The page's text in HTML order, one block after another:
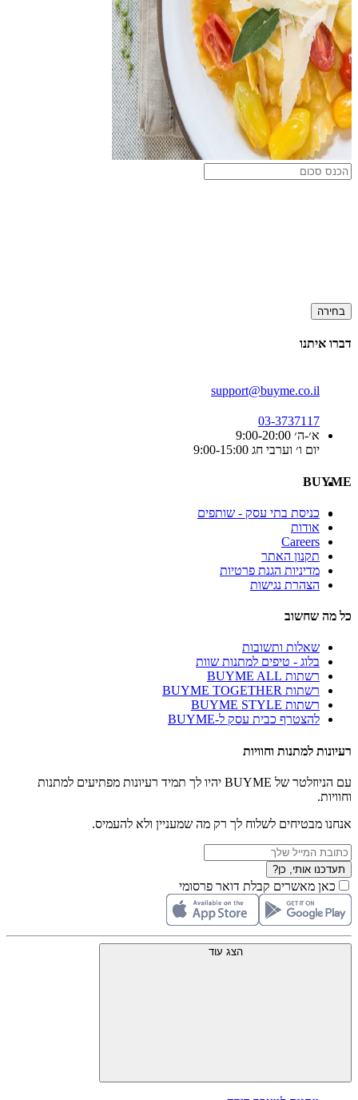
בחירה
דברו איתנו
support@buyme.co.il
03-3737117
א׳-ה׳ 9:00-20:00
יום ו׳ וערבי חג 9:00-15:00
BUYME
כניסת בתי עסק - שותפים
אודות
Careers
תקנון האתר
מדיניות הגנת פרטיות
הצהרת נגישות
כל מה שחשוב
שאלות ותשובות
בלוג - טיפים למתנות שוות
רשתות BUYME ALL
רשתות BUYME TOGETHER
רשתות BUYME STYLE
להצטרף כבית עסק ל-BUYME
רעיונות למתנות וחוויות
עם הניוזלטר של BUYME יהיו לך תמיד רעיונות מפתיעים למתנות
וחוויות.
אנחנו מבטיחים לשלוח לך רק מה שמעניין ולא להעמיס.
תעדכנו אותי, כן?
כאן מאשרים קבלת דואר פרסומי
הצג עוד